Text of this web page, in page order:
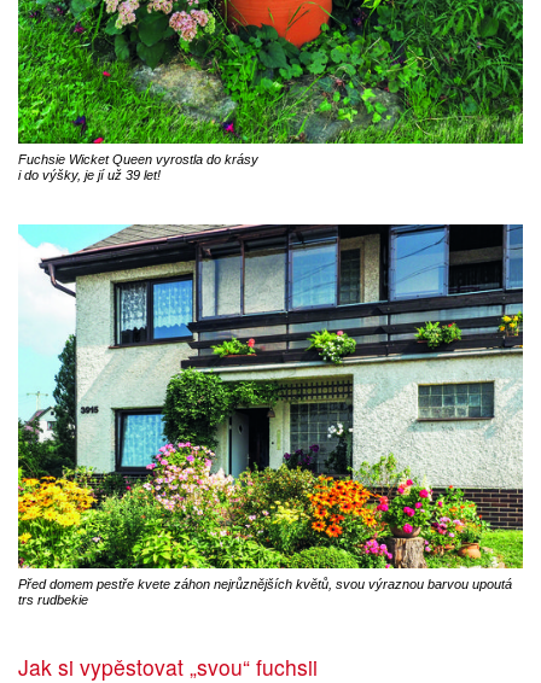
Fuchsie Wicket Queen vyrostla do krásy
i do výšky, je jí už 39 let!
Před domem pestře kvete záhon nejrůznějších květů, svou výraznou barvou upoutá
trs rudbekie
Jak si vypěstovat „svou“ fuchsii